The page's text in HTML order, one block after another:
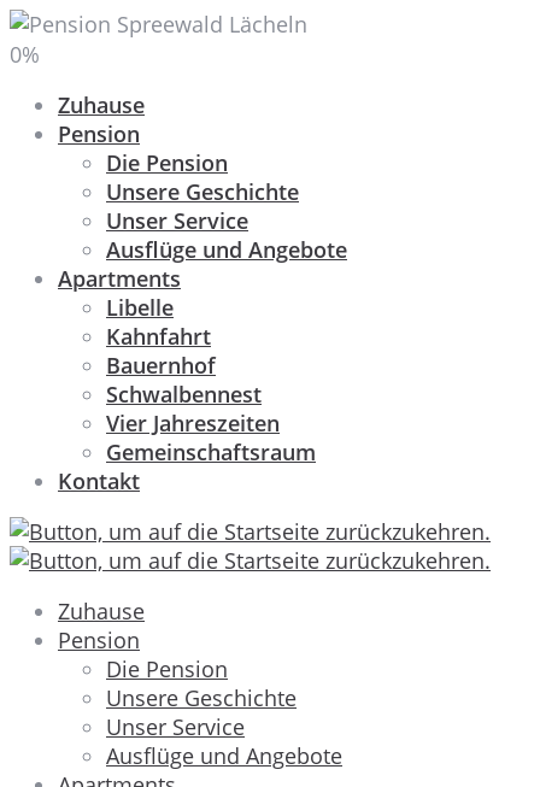
0%
Zuhause
Pension
Die Pension
Unsere Geschichte
Unser Service
Ausflüge und Angebote
Apartments
Libelle
Kahnfahrt
Bauernhof
Schwalbennest
Vier Jahreszeiten
Gemeinschaftsraum
Kontakt
Zuhause
Pension
Die Pension
Unsere Geschichte
Unser Service
Ausflüge und Angebote